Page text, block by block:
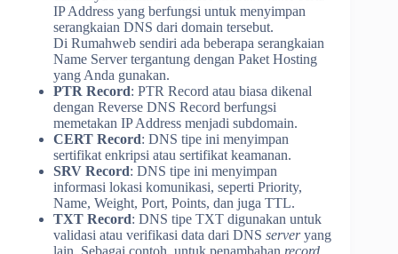
IP Address yang berfungsi untuk menyimpan
serangkaian DNS dari domain tersebut.
Di Rumahweb sendiri ada beberapa serangkaian
Name Server tergantung dengan Paket Hosting
yang Anda gunakan.
PTR Record: PTR Record atau biasa dikenal
dengan Reverse DNS Record berfungsi
memetakan IP Address menjadi subdomain.
CERT Record: DNS tipe ini menyimpan
sertifikat enkripsi atau sertifikat keamanan.
SRV Record: DNS tipe ini menyimpan
informasi lokasi komunikasi, seperti Priority,
Name, Weight, Port, Points, dan juga TTL.
TXT Record: DNS tipe TXT digunakan untuk
validasi atau verifikasi data dari DNS serveryang
lain. Sebagai contoh, untuk penambahan record